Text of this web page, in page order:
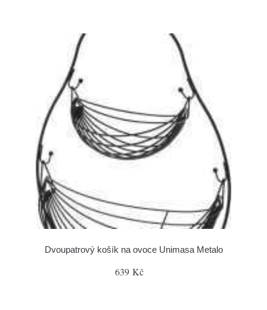
Dvoupatrový košík na ovoce Unimasa Metalo
639 Kč